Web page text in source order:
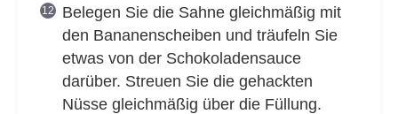
Belegen Sie die Sahne gleichmäßig mit
den Bananenscheiben und träufeln Sie
etwas von der Schokoladensauce
darüber. Streuen Sie die gehackten
Nüsse gleichmäßig über die Füllung.